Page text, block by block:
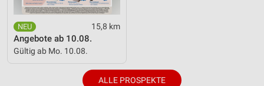
15,8 km
Angebote ab 10.08.
Gültig ab Mo. 10.08.
ALLE PROSPEKTE